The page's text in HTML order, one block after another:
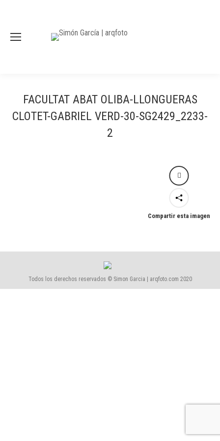
FACULTAT ABAT OLIBA-LLONGUERAS
CLOTET-GABRIEL VERD-30-SG2429_2233-
2
Compartir esta imagen
Todos los derechos reservados © Simon Garcia | arqfoto.com 2020